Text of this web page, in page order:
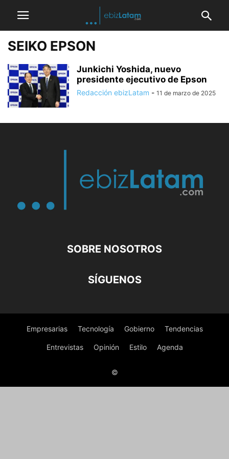
SEIKO EPSON
Junkichi Yoshida, nuevo
presidente ejecutivo de Epson
Redacción ebizLatam - 11 de marzo de 2025
SOBRE NOSOTROS
SÍGUENOS
Empresarias Tecnología Gobierno Tendencias
Entrevistas Opinión Estilo Agenda
©